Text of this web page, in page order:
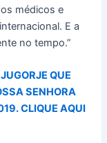
médicos e
E a
no tempo.”
QUE
SENHORA
CLIQUE AQUI